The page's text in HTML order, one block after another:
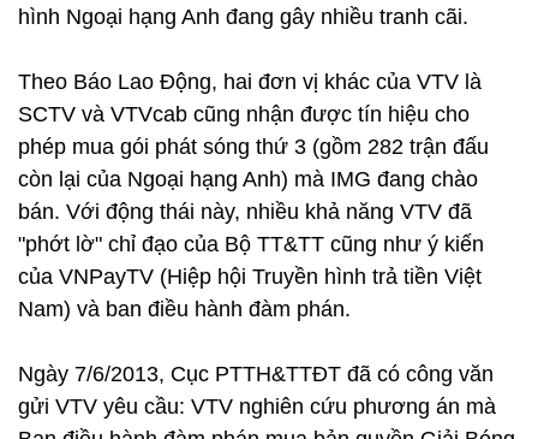
hình Ngoại hạng Anh đang gây nhiều tranh cãi.
Theo Báo Lao Động, hai đơn vị khác của VTV là
SCTV và VTVcab cũng nhận được tín hiệu cho
phép mua gói phát sóng thứ 3 (gồm 282 trận đấu
còn lại của Ngoại hạng Anh) mà IMG đang chào
bán. Với động thái này, nhiều khả năng VTV đã
"phớt lờ" chỉ đạo của Bộ TT&TT cũng như ý kiến
của VNPayTV (Hiệp hội Truyền hình trả tiền Việt
Nam) và ban điều hành đàm phán.
Ngày 7/6/2013, Cục PTTH&TTĐT đã có công văn
gửi VTV yêu cầu: VTV nghiên cứu phương án mà